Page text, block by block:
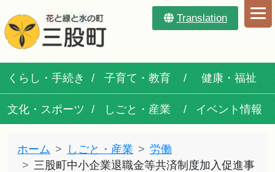
Translation
くらし・手続き 子育て・教育 健康・福祉
文化・スポーツ しごと・産業 イベント情報
ホーム しごと・産業
労働
三股町中小企業退職金等共済制度加入促進事